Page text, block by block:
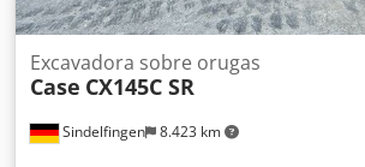
Sindelfingen 8.423 km
Excavadora sobre orugas
Case CX145C SR